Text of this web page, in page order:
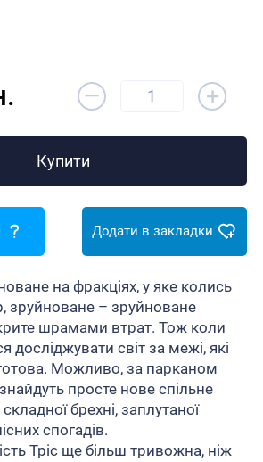
– +
Купити
Додати в закладки
на фракціях, у яке колись
зруйноване – зруйноване
шрамами втрат. Тож коли
досліджувати світ за межі, які
Можливо, за парканом
просте нове спільне
брехні, заплутаної
спогадів.
Тріс ще більш тривожна, ніж